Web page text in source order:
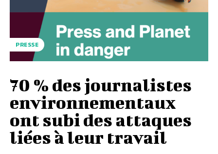
PRESSE
70 % des journalistes
environnementaux
ont subi des attaques
liées à leur travail